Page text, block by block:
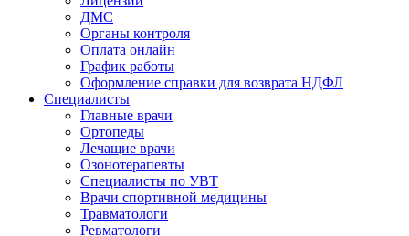
ДМС
Органы контроля
Оплата онлайн
График работы
Оформление справки для возврата НДФЛ
Специалисты
Главные врачи
Ортопеды
Лечащие врачи
Озонотерапевты
Специалисты по УВТ
Врачи спортивной медицины
Травматологи
Ревматологи